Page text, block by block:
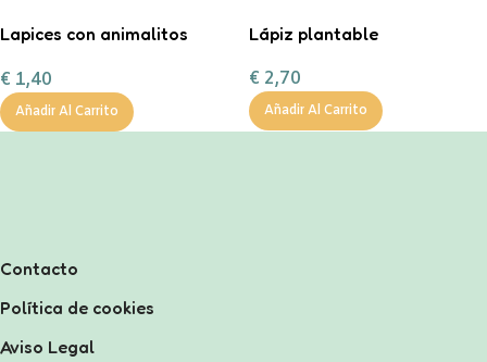
Lapices con animalitos
€ 1,40
Añadir Al Carrito
Lápiz plantable
€ 2,70
Añadir Al Carrito
Contacto
Política de cookies
Aviso Legal